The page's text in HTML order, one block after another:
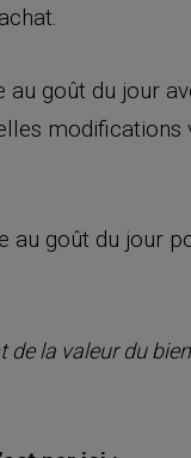
goût du jour
goût du jour
la valeur du